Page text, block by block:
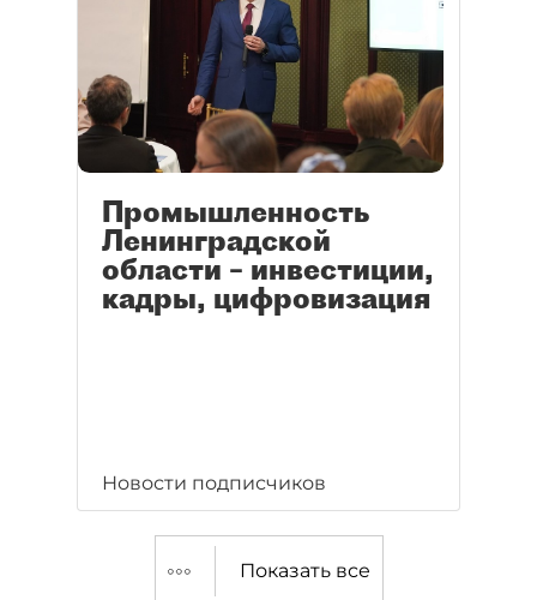
Промышленность
Ленинградской
области – инвестиции,
кадры, цифровизация
Новости подписчиков
Показать все